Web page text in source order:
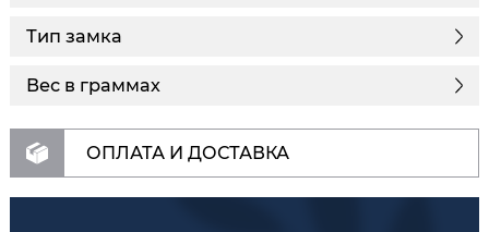
Тип замка
Вес в граммах
ОПЛАТА И ДОСТАВКА